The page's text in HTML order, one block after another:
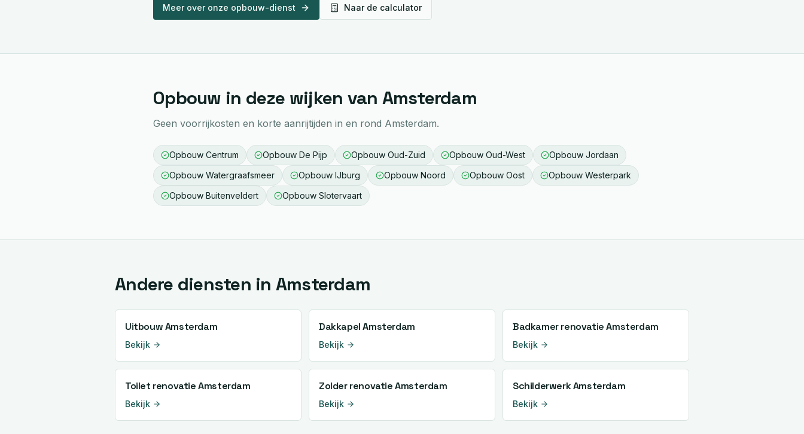
Meer over onze opbouw-dienst Naar de calculator
Opbouw in deze wijken van Amsterdam
Geen voorrijkosten en korte aanrijtijden in en rond Amsterdam.
Opbouw Centrum Opbouw De Pijp Opbouw Oud-Zuid Opbouw Oud-West Opbouw Jordaan
Opbouw Watergraafsmeer Opbouw IJburg Opbouw Noord Opbouw Oost Opbouw Westerpark
Opbouw Buitenveldert Opbouw Slotervaart
Andere diensten in Amsterdam
UitbouwAmsterdam
Bekijk
Dakkapel Amsterdam
Bekijk
Badkamer renovatie Amsterdam
Bekijk
Toilet renovatie Amsterdam
Bekijk
Zolder renovatie Amsterdam
Bekijk
SchilderwerkAmsterdam
Bekijk